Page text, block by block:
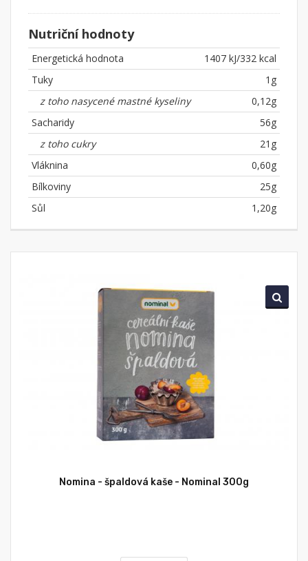
Nutriční hodnoty
Energetická hodnota
1407 kJ/332 kcal
Tuky
1g
z toho nasycené mastné kyseliny
0,12g
Sacharidy
56g
z toho cukry
21g
Vláknina
0,60g
Bílkoviny
25g
Sůl
1,20g
Nomina - špaldová kaše - Nominal 300g